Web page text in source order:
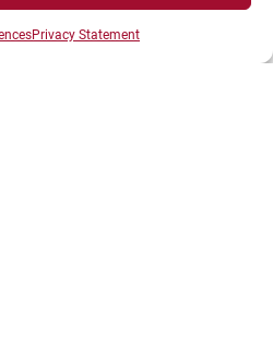
Privacy Statement
LÉGALES